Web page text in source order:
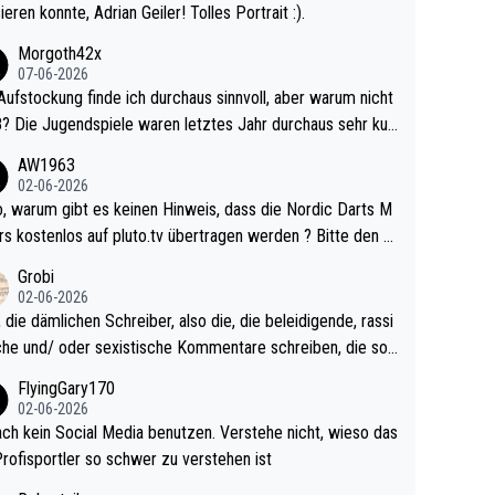
konnte, Adrian Geiler! Tolles Portrait :).
Morgoth42x
07-06-2026
finde ich durchaus sinnvoll, aber warum nicht
sehr kur
Somit ändert die automatische Qualifikation des Weltm
nichts. Ich denke sie wollen damit für nächste
wenig WDF Turniere spielen. Dies war bei Archie Self l
Jahr der Fall. Er musste als amtierender Weltmeister d
den Qualifier und ich glaube kaum, dass Mitchel sich das
antun würde, wenn er doch eigentlich die PDC-WM
hat.
AW1963
02-06-2026
M
kostenlos auf pluto.tv übertragen werden ? Bitte den A
Grobi
02-06-2026
die dämlichen Schreiber, also die, die beleidigende, rassi
und/ oder sexistische Kommentare schreiben, die soll
in den Griff kriegen. Nur eins wundert mich: Luke Li
doch neulich erst derjenige, der über Social Media G
hat. Und Littlers Mutter schießt öfters mal gege
FlyingGary170
02-06-2026
kein Social Media benutzen. Verstehe nicht, wieso das
so schwer zu verstehen ist